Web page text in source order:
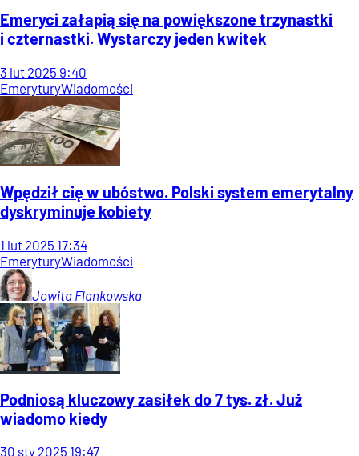
Emeryci załapią się na powiększone trzynastki
i czternastki. Wystarczy jeden kwitek
3 lut 2025 9:40
EmeryturyWiadomości
Wpędził cię w ubóstwo. Polski system emerytalny
dyskryminuje kobiety
1 lut 2025 17:34
EmeryturyWiadomości
Jowita Flankowska
Podniosą kluczowy zasiłek do 7 tys. zł. Już
wiadomo kiedy
30 sty 2025 19:47